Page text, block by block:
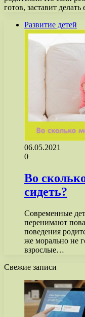
готов, заставит
Развитие детей
06.05.2021
0
Во
сидеть?
Современные
перенимают
поведения
же морально не
взрослые…
Свежие записи